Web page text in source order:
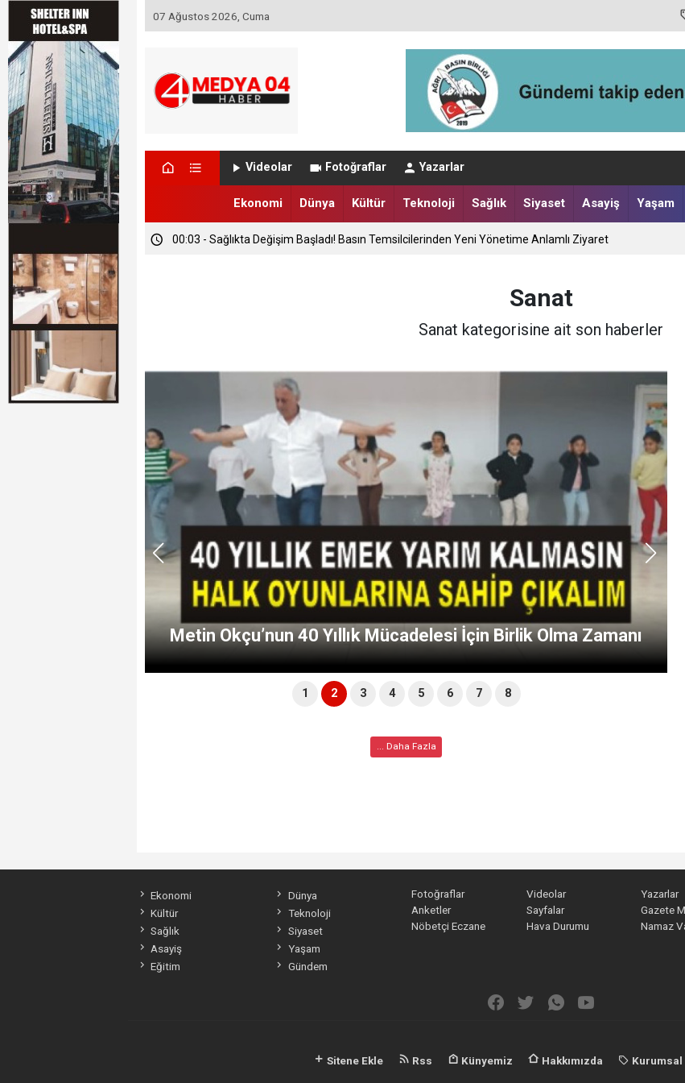
07 Ağustos 2026, Cuma
Videolar Fotoğraflar Yazarlar
Ekonomi Dünya Kültür Teknoloji Sağlık Siyaset Asayiş Yaşam
00:03 - Sağlıkta Değişim Başladı! Basın Temsilcilerinden Yeni Yönetime Anlamlı Ziyaret
Sanat
Sanat kategorisine ait son haberler
Metin Okçu’nun 40 Yıllık Mücadelesi İçin Birlik Olma Zamanı
1 2 3 4 5 6 7 8
... Daha Fazla
Ekonomi
Dünya
Kültür
Teknoloji
Sağlık
Siyaset
Asayiş
Yaşam
Eğitim
Gündem
Fotoğraflar Videolar
Yazarlar
Anketler
Sayfalar
Gazete
Nöbetçi Eczane
Hava Durumu Namaz
Sitene Ekle Rss Künyemiz Hakkımızda Kurumsal